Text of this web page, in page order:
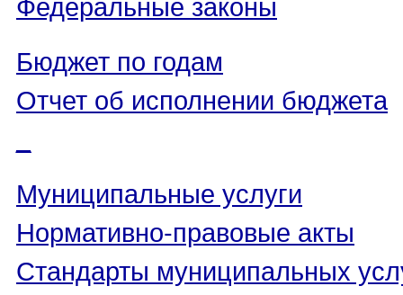
Бюджет по годам
Отчет об исполнении бюджета
Муниципальные услуги
Нормативно-правовые акты
Стандарты муниципальных